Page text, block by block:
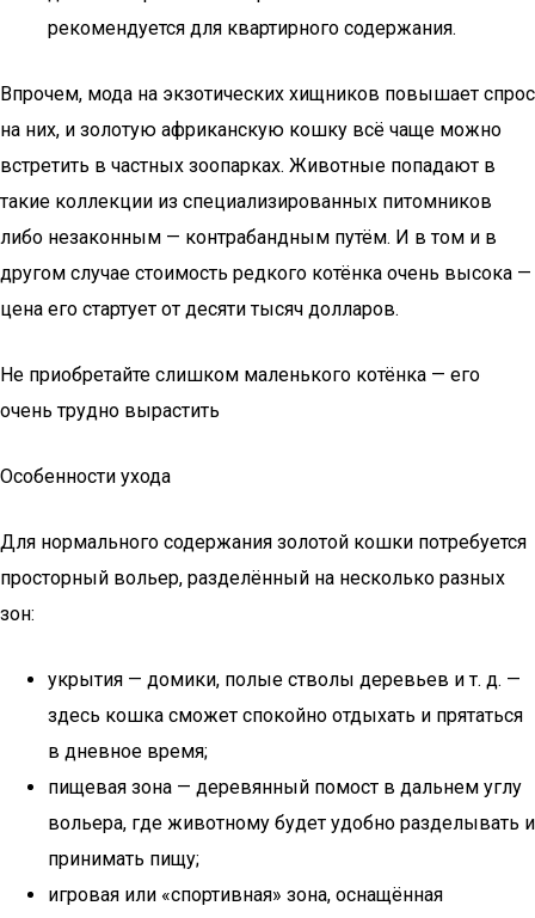
рекомендуется для квартирного содержания.
Впрочем, мода на экзотических хищников повышает спрос
на них, и золотую африканскую кошку всё чаще можно
встретить в частных зоопарках. Животные попадают в
такие коллекции из специализированных питомников
либо незаконным — контрабандным путём. И в том и в
другом случае стоимость редкого котёнка очень высока —
цена его стартует от десяти тысяч долларов.
Не приобретайте слишком маленького котёнка — его
очень трудно вырастить
Особенности ухода
Для нормального содержания золотой кошки потребуется
просторный вольер, разделённый на несколько разных
зон:
укрытия — домики, полые стволы деревьев и т. д. —
здесь кошка сможет спокойно отдыхать и прятаться
в дневное время;
пищевая зона — деревянный помост в дальнем углу
вольера, где животному будет удобно разделывать и
принимать пищу;
игровая или «спортивная» зона, оснащённая